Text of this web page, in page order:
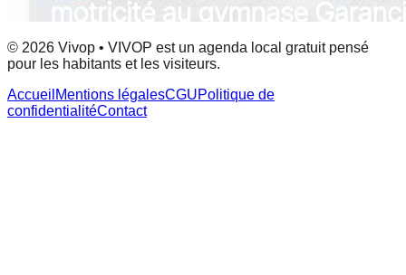
© 2026 Vivop • VIVOP est un agenda local gratuit pensé
pour les habitants et les visiteurs.
Accueil Mentions légalesCGUPolitique de
confidentialitéContact